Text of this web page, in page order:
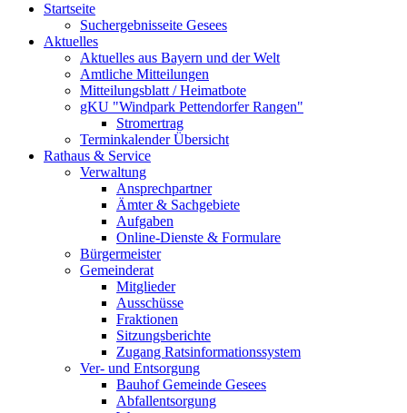
Startseite
Suchergebnisseite Gesees
Aktuelles
Aktuelles aus Bayern und der Welt
Amtliche Mitteilungen
Mitteilungsblatt / Heimatbote
gKU "Windpark Pettendorfer Rangen"
Stromertrag
Terminkalender Übersicht
Rathaus & Service
Verwaltung
Ansprechpartner
Ämter & Sachgebiete
Aufgaben
Online-Dienste & Formulare
Bürgermeister
Gemeinderat
Mitglieder
Ausschüsse
Fraktionen
Sitzungsberichte
Zugang Ratsinformationssystem
Ver- und Entsorgung
Bauhof Gemeinde Gesees
Abfallentsorgung